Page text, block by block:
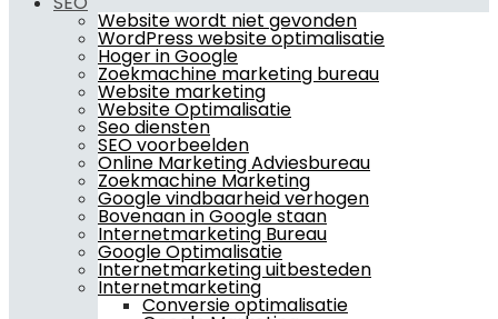
Website wordt niet gevonden
WordPress website optimalisatie
Hoger in Google
Zoekmachine marketing bureau
Website marketing
Website Optimalisatie
Seo diensten
SEO voorbeelden
Online Marketing Adviesbureau
Zoekmachine Marketing
Google vindbaarheid verhogen
Bovenaan in Google staan
Internetmarketing Bureau
Google Optimalisatie
Internetmarketing uitbesteden
Internetmarketing
Conversie optimalisatie